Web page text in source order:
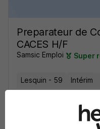
Preparateur de
CACES H/F
Samsic Emploi Super
Lesquin - 59 Intérim